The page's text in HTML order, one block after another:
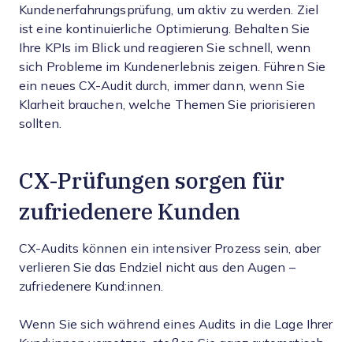
Kundenerfahrungsprüfung, um aktiv zu werden. Ziel
ist eine kontinuierliche Optimierung. Behalten Sie
Ihre KPIs im Blick und reagieren Sie schnell, wenn
sich Probleme im Kundenerlebnis zeigen. Führen Sie
ein neues CX-Audit durch, immer dann, wenn Sie
Klarheit brauchen, welche Themen Sie priorisieren
sollten.
CX-Prüfungen sorgen für
zufriedenere Kunden
CX-Audits können ein intensiver Prozess sein, aber
verlieren Sie das Endziel nicht aus den Augen –
zufriedenere Kund:innen.
Wenn Sie sich während eines Audits in die Lage Ihrer